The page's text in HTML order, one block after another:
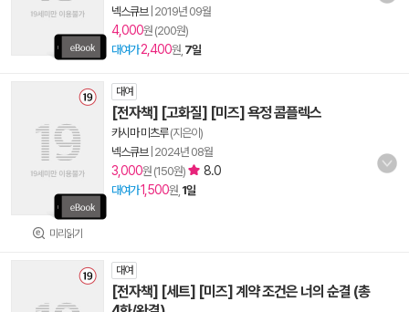
넥스큐브| 2019년 09월
4,000원 (200원)
대여가 2,400원, 7일
미리읽기
대여
[전자책] [고화질] [미즈] 욕정 콤플렉스
카시마 미츠루(지은이)
넥스큐브| 2024년 08월
3,000원 (150원) 8.0
대여가1,500원, 1일
대여
[전자책] [세트] [미즈] 계약 조건은 너의 순결 (총